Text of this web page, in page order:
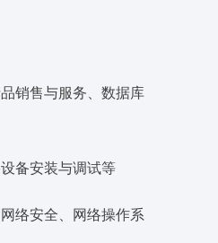
销售与服务、数据库
备安装与调试等
络安全、网络操作系